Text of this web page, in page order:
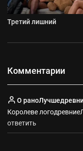
Третий лишний
Комментарии
О
Королеве
ответить